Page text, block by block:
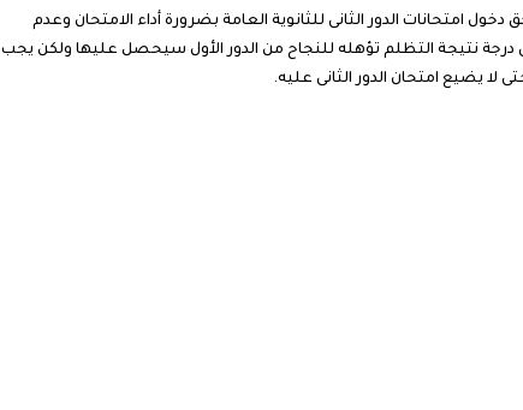
امتحانات الدور الثانى للثانوية العامة بضرورة أداء الامتحان وعدم
درجة نتيجة التظلم تؤهله للنجاح من الدور الأول سيحصل عليها ولكن يجب
لا يضيع امتحان الدور الثانى عليه.